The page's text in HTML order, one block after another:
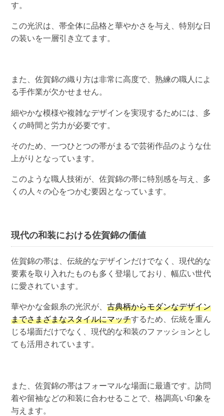
す。
この光沢は、帯全体に品格と華やかさを与え、特別な日
の装いを一層引き立てます。
また、佐賀錦の織り方は非常に高度で、熟練の職人によ
る手作業が欠かせません。
細やかな模様や複雑なデザインを実現するためには、多
くの時間と労力が必要です。
そのため、一つひとつの帯がまるで芸術作品のような仕
上がりとなっています。
このような職人技術が、佐賀錦の帯に特別感を与え、多
くの人々の心をつかむ要因となっています。
現代の和装における佐賀錦の価値
佐賀錦の帯は、伝統的なデザインだけでなく、現代的な
要素を取り入れたものも多く登場しており、幅広い世代
に愛されています。
華やかな金銀糸の光沢が、古典柄からモダンなデザイン
までさまざまなスタイルにマッチするため、伝統を重ん
じる場面だけでなく、現代的な和装のファッションとし
ても活用されています。
また、佐賀錦の帯はフォーマルな場面に最適です。訪問
着や留袖などの和装に合わせることで、格調高い印象を
与えます。